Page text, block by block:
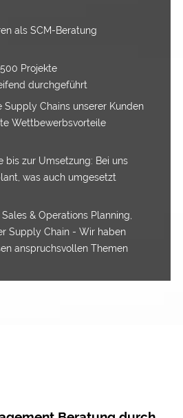
als SCM-Beratung
Projekte
durchgeführt
Chains unserer Kunden
Wettbewerbsvorteile
bis zur Umsetzung: Bei uns
was auch umgesetzt
& Operations Planning,
Supply Chain - Wir haben
anspruchsvollen Themen